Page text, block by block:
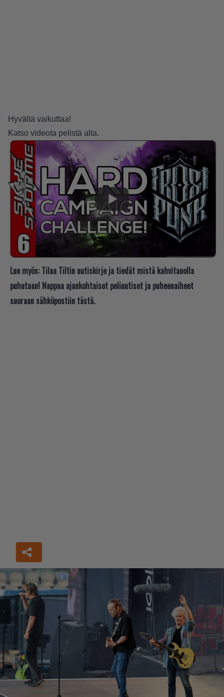
Hyvältä vaikuttaa!
Katso videota pelistä alta.
Lue myös: Tilaa Tiltin uutiskirje ja tiedät mistä kahvitauolla
puhutaan! Nappaa ajankohtaiset peliuutiset ja puheenaiheet
suoraan sähköpostiin tästä.